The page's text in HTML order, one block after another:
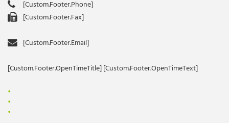
[Custom.Footer.Phone]
[Custom.Footer.Fax]
[Custom.Footer.Email]
[Custom.Footer.OpenTimeTitle] [Custom.Footer.OpenTimeText]